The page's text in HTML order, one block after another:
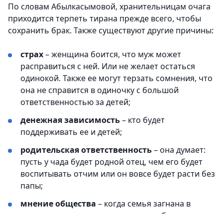
По словам Абылкасымовой, хранительницам очага
приходится терпеть тирана прежде всего, чтобы
сохранить брак. Также существуют другие причины:
страх– женщина боится, что муж может
расправиться с ней. Или не желает остаться
одинокой. Также ее могут терзать сомнения, что
она не справится в одиночку с большой
ответственностью за детей;
денежная зависимость– кто будет
поддерживать ее и детей;
родительская ответственность– она думает:
пусть у чада будет родной отец, чем его будет
воспитывать отчим или он вовсе будет расти без
папы;
мнение общества – когда семья загнана в